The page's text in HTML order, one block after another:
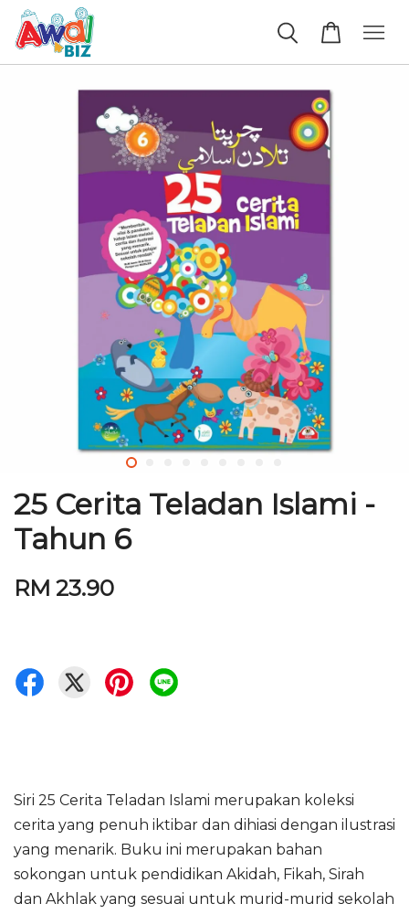
25 Cerita Teladan Islami -
Tahun 6
RM 23.90
Siri 25 Cerita Teladan Islami merupakan koleksi
cerita yang penuh iktibar dan dihiasi dengan ilustrasi
yang menarik. Buku ini merupakan bahan
sokongan untuk pendidikan Akidah, Fikah, Sirah
dan Akhlak yang sesuai untuk murid-murid sekolah